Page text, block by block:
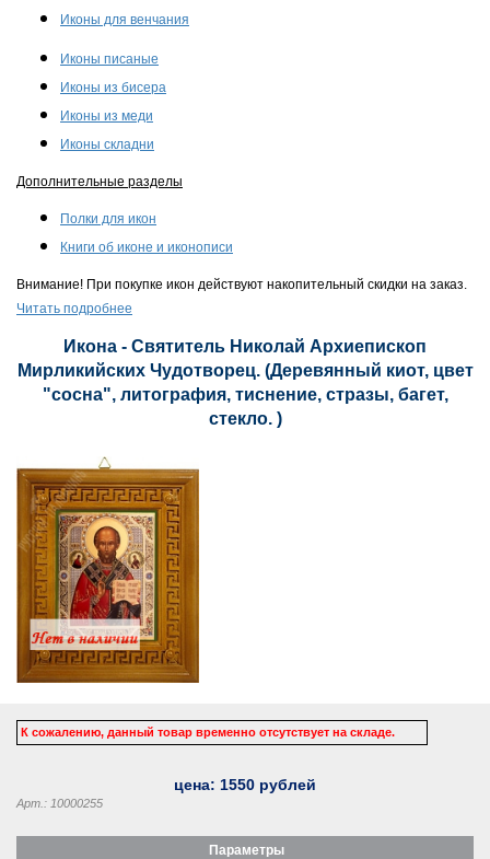
Иконы для венчания
Иконы писаные
Иконы из бисера
Иконы из меди
Иконы складни
Дополнительные разделы
Полки для икон
Книги об иконе и иконописи
Внимание! При покупке икон действуют накопительный скидки на заказ.
Читать подробнее
Икона - Святитель Николай Архиепископ
Мирликийских Чудотворец. (Деревянный киот, цвет
"сосна", литография, тиснение, стразы, багет,
стекло. )
К сожалению, данный товар временно отсутствует на складе.
цена: 1550 рублей
Арт.: 10000255
Параметры